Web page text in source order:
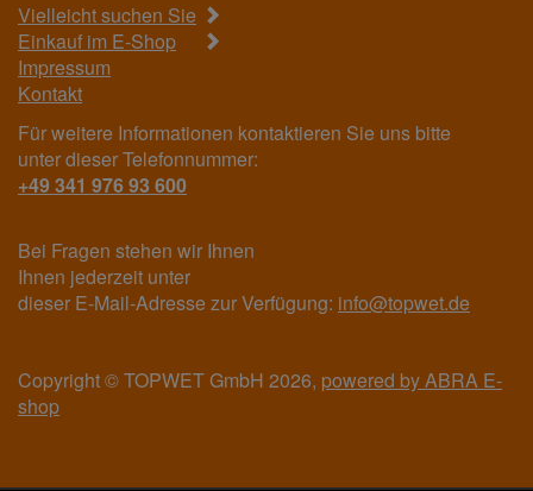
Vielleicht suchen Sie
Einkauf im E-Shop
Impressum
Kontakt
Für weitere Informationen kontaktieren Sie uns bitte
unter dieser Telefonnummer:
+49 341 976 93 600
Bei Fragen stehen wir Ihnen
Ihnen jederzeit unter
dieser E-Mail-Adresse zur Verfügung: info@topwet.de
Copyright © TOPWET GmbH 2026, powered by ABRA E-
shop